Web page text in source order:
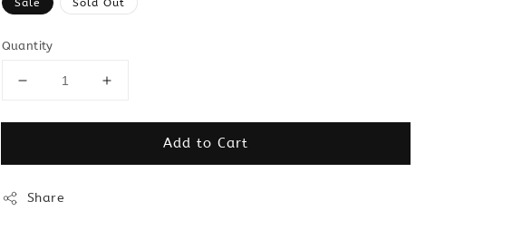
Sale Sold Out
Quantity
Add to Cart
Share